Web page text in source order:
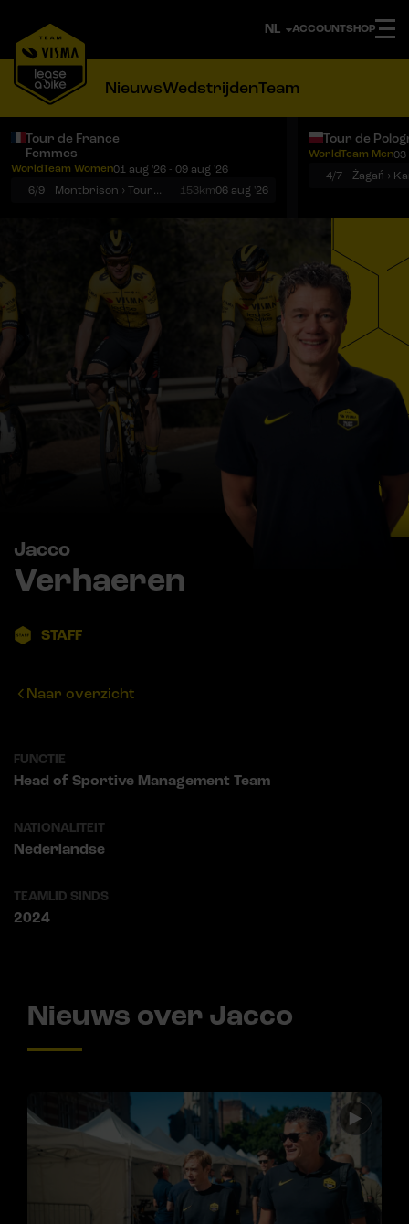
ACCOUNTSHOP
NieuwsWedstrijdenTeam
Tour de France
Femmes
WorldTeam Women01 aug '26 - 09 aug '26
6/9
Montbrison › Tournon-sur-Rhône 153km06 aug '26
Tour de
WorldTeam Men03
4/7
Żagań ›
Jacco
Verhaeren
STAFF
Naar overzicht
FUNCTIE
Head of Sportive Management Team
NATIONALITEIT
Nederlandse
TEAMLID SINDS
2024
Nieuws over Jacco